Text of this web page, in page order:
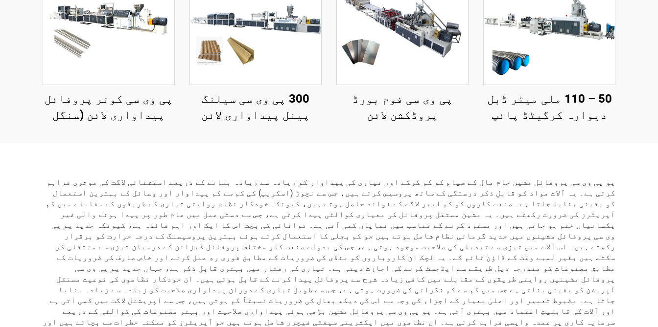
50 – 110 ملی میٹر ڈبل
دیوارہ کرگیٹڈ پائپ
پی وی سی فوم بورڈ
پروڈکشن لائن
300 پی وی سی سیلنگ
پینل پیداواری لائن
پی وی سی کونر پروفائل
پیداواری لائن (سنگل
یو پی وی سی پروفائل مشین خام مال کے ضیاع کو کم کرکے اور تیاری کی پیداوار کو زیادہ سے زیادہ بنانے کے ذریعے استثنائی لاگت کی موثری فراہم
کرتی ہے۔ یہ آلات مواد کو قابلِ ذکر درستگی کے ساتھ پروسیس کرتے ہیں، جس سے نچوڑ (اسکریپ) کی کم سے کم پیداوار اور وسائل کے بہترین استعمال
کو یقینی بنایا جاتا ہے۔ صنعت کاروں کو کم لیبر لاگت کے فوائد حاصل ہوتے ہیں، کیونکہ خودکار نظام روایتی تیاری کے طریقوں کے مقابلے میں کم
آپریٹرز کی ضرورت رکھتے ہیں۔ یہ مشین مستقل پروفائل کی معیاری کوالٹی پیدا کرتی ہے، جس سے دستی عمل میں عام طور پر پیدا ہونے والی غیر
یکسانیاں ختم ہو جاتی ہیں اور مسترد کرنے کے تناسب میں نمایاں کمی آتی ہے۔ توانائی کی بچت اس کا ایک اور اہم فائدہ ہے، کیونکہ جدید یو پی
وی سی پروفائل مشینوں میں جدید گرمائی نظام شامل ہوتے ہیں جو کم بجلی کا استعمال کرتے ہوئے بہترین پروسیسنگ کے درجہ حرارت کو برقرار
رکھتے ہیں۔ اس آلات میں تیزی سے تبدیلی کی صلاحیت موجود ہوتی ہے، جس کی بدولت صنعت کار مختلف پروفائل ڈیزائن کے درمیان تیزی سے منتقلی کر
سکتے ہیں بغیر لمبے وقت کے ڈاؤن ٹائم کے۔ یہ لچک ان کاروباروں کو منڈی کی ضروریات کے مطابق فوری ردِ عمل کرنے اور خاص صارف کی ضروریات کے
مطابق مصنوعات کو مندرجہ ذیل طریقے سے ایڈجسٹ کرنے کی اجازت دیتی ہے۔ تیاری کی رفتار میں بہتری قابلِ ذکر ہے، جہاں جدید یو پی وی سی
پروفائل مشینیں روایتی طریقوں کے مقابلے میں کافی زیادہ شرح سے پروفائل پیدا کرنے کے قابل ہوتی ہیں۔ ان خودکار نظاموں کی نوعیت مستقل
آپریشن کو یقینی بناتی ہے جس میں کم سے کم نگرانی کی ضرورت ہوتی ہے، جس سے طویل تیاری کے دوران پیداواری صلاحیت کو زیادہ سے زیادہ بنایا
جاتا ہے۔ مضبوط تعمیر اور اعلیٰ معیار کے اجزاء کی وجہ سے اس کی دیکھ بھال کی ضروریات نسبتاً کم ہوتی ہیں، جس سے آپریشنل لاگت میں کمی آتی ہے
اور آلات کی قابلیتِ اعتماد میں بہتری آتی ہے۔ یو پی وی سی پروفائل مشین بڑھی ہوئی پیداواری صلاحیت اور بہتر مصنوعات کی کوالٹی کے ذریعے
سرمایہ کاری پر عمدہ واپسی فراہم کرتی ہے۔ ان نظاموں میں ایکثریتی سیفٹی فیچرز شامل ہوتے ہیں جو آپریٹرز کو ممکنہ خطرات سے بچاتے ہیں اور